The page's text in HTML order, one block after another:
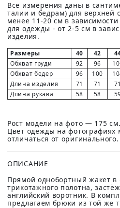
Все измерения даны в
талии и бедрам) для
менее 11-20 см в зависимости
для одежды - от 2-5 см в
изделия.
Размеры 40 42
Обхват груди
92 96
Обхват бедер
96 100
Длина изделия
71 71 71
Длина рукава
58 58
Рост модели на фото — 175 см.
Цвет одежды на фотографиях
отличаться от оригинального.
ОПИСАНИЕ
Прямой однобортный жакет в
трикотажного полотна,
английский воротник. В
предлагаем брюки из той же